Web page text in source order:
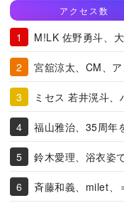
アクセス数
M!LK 佐野勇斗、
宮舘涼太、CM、
ミセス 若井滉斗
福山雅治、35周年
鈴木愛理、浴衣姿
斉藤和義、milet、